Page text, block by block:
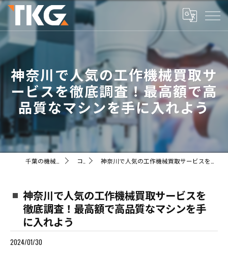
神奈川で人気の工作機械買取サ
ービスを徹底調査！最高額で高
品質なマシンを手に入れよう
コラム 神奈川で人気の工作機械買取サービスを徹底調査！最高額で高品質なマシンを手に入れよう
神奈川で人気の工作機械買取サービスを
徹底調査！最高額で高品質なマシンを手
に入れよう
2024/01/30